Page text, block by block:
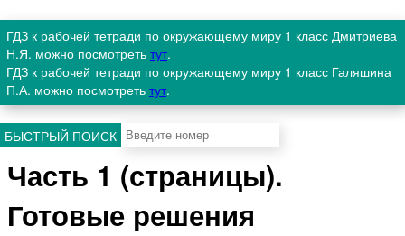
ГДЗ к рабочей тетради по окружающему миру 1 класс Дмитриева
Н.Я. можно посмотреть тут.
ГДЗ к рабочей тетради по окружающему миру 1 класс Галяшина
П.А. можно посмотреть тут.
БЫСТРЫЙ ПОИСК
Часть 1 (страницы).
Готовые решения